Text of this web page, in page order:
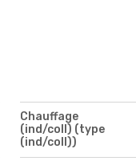
Chauffage
(ind/coll) (type
(ind/coll))